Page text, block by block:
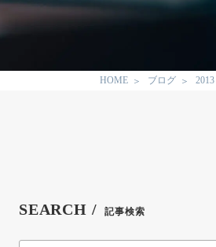
HOME ブログ 2013
SEARCH / 記事検索